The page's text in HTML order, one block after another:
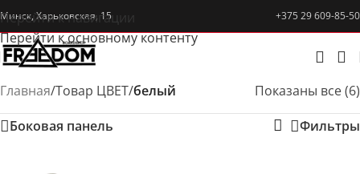
Перейти к навигации
Перейти к основному контенту
Минск, Харьковская, 15 +375 29 609-85-50
Главная/Товар ЦВЕТ/белый
Показаны все (6)
Боковая панель
Фильтры